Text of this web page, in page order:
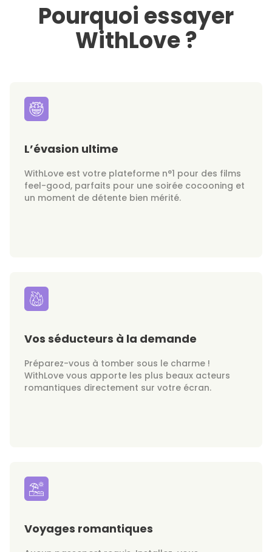
Pourquoi essayer
WithLove ?
L’évasion ultime
WithLove est votre plateforme n°1 pour des films
feel-good, parfaits pour une soirée cocooning et
un moment de détente bien mérité.
Vos séducteurs à la demande
Préparez-vous à tomber sous le charme !
WithLove vous apporte les plus beaux acteurs
romantiques directement sur votre écran.
Voyages romantiques